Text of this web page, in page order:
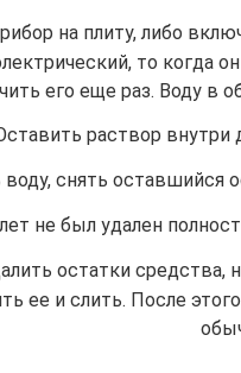
на плиту, либо
то когда
его еще раз. Воду в
раствор внутри
воду, снять оставшийся
не был удален
остатки средства,
ее и слить. После